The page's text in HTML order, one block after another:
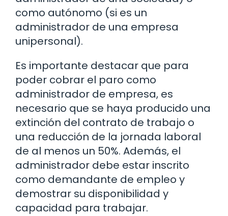
como autónomo (si es un
administrador de una empresa
unipersonal).
Es importante destacar que para
poder cobrar el paro como
administrador de empresa, es
necesario que se haya producido una
extinción del contrato de trabajo o
una reducción de la jornada laboral
de al menos un 50%. Además, el
administrador debe estar inscrito
como demandante de empleo y
demostrar su disponibilidad y
capacidad para trabajar.